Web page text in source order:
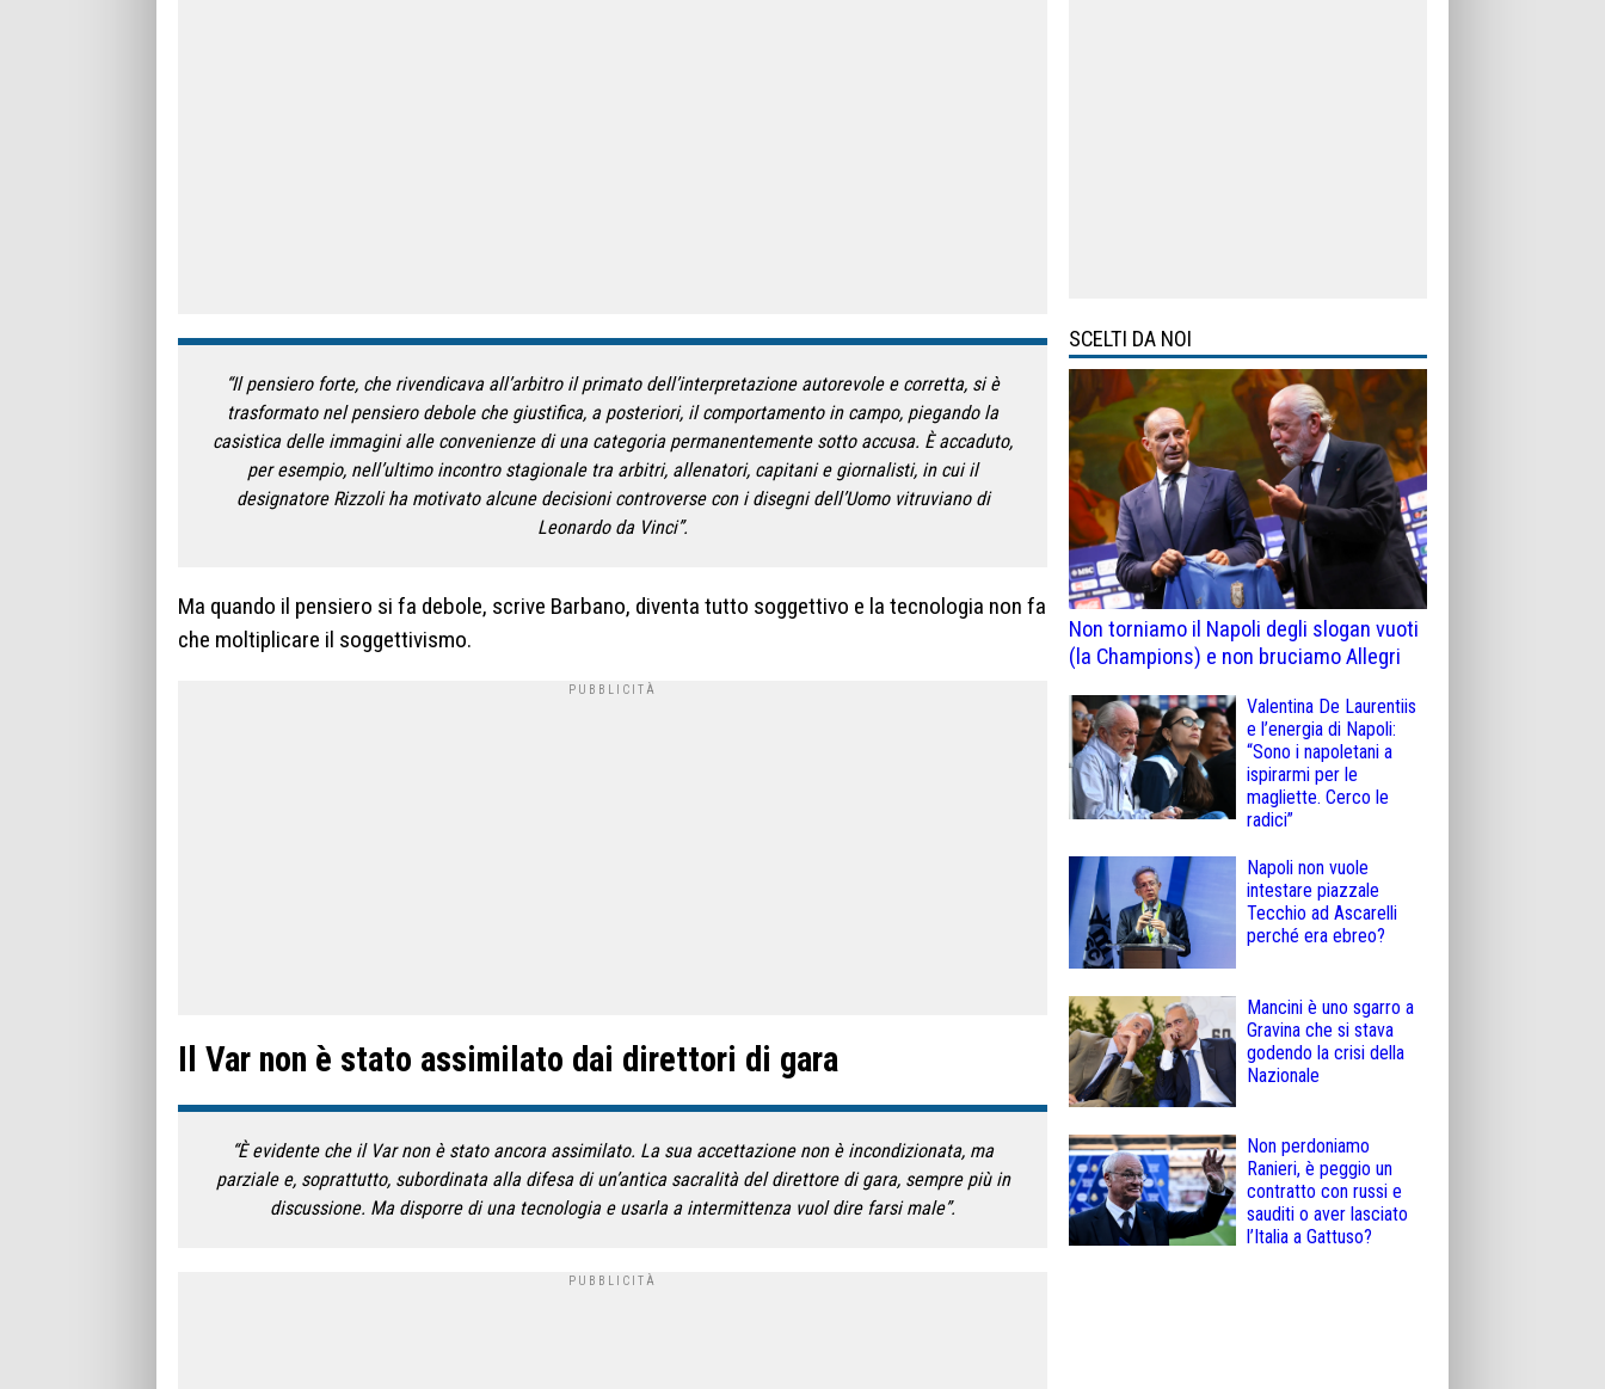
“Il pensiero forte, che rivendicava all’arbitro il primato dell’interpretazione autorevole e corretta, si è
trasformato nel pensiero debole che giustifica, a posteriori, il comportamento in campo, piegando la
casistica delle immagini alle convenienze di una categoria permanentemente sotto accusa. È accaduto,
per esempio, nell’ultimo incontro stagionale tra arbitri, allenatori, capitani e giornalisti, in cui il
designatore Rizzoli ha motivato alcune decisioni controverse con i disegni dell’Uomo vitruviano di
Leonardo da Vinci”.
Ma quando il pensiero si fa debole, scrive Barbano, diventa tutto soggettivo e la tecnologia non fa
che moltiplicare il soggettivismo.
Il Var non è stato assimilato dai direttori di gara
“È evidente che il Var non è stato ancora assimilato. La sua accettazione non è incondizionata, ma
parziale e, soprattutto, subordinata alla difesa di un’antica sacralità del direttore di gara, sempre più in
discussione. Ma disporre di una tecnologia e usarla a intermittenza vuol dire farsi male”.
SCELTI DA NOI
Non torniamo il Napoli degli slogan vuoti
(la Champions) e non bruciamo Allegri
Valentina De Laurentiis
e l’energia di Napoli:
“Sono i napoletani a
ispirarmi per le
magliette. Cerco le
radici”
Napoli non vuole
intestare piazzale
Tecchio ad Ascarelli
perché era ebreo?
Mancini è uno sgarro a
Gravina che si stava
godendo la crisi della
Nazionale
Non perdoniamo
Ranieri, è peggio un
contratto con russi e
sauditi o aver lasciato
l’Italia a Gattuso?